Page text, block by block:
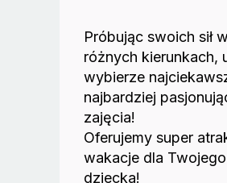
Próbując swoich sił w
różnych kierunkach,
wybierze
najbardziej
zajęcia!
Oferujemy super
wakacje dla Twojego
dziecka!